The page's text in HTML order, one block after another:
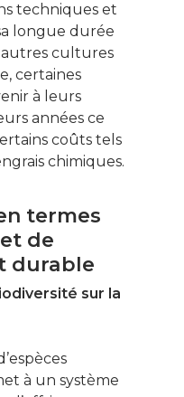
techniques et
longue durée
cultures
certaines
à leurs
années ce
coûts tels
chimiques.
termes
de
durable
sur la
à un système